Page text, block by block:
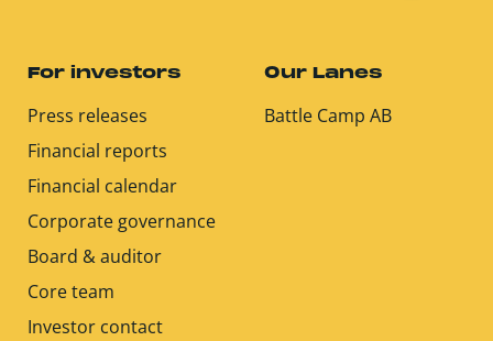
For investors
Press releases
Financial reports
Financial calendar
Corporate governance
Board & auditor
Core team
Investor contact
Our Lanes
Battle Camp AB